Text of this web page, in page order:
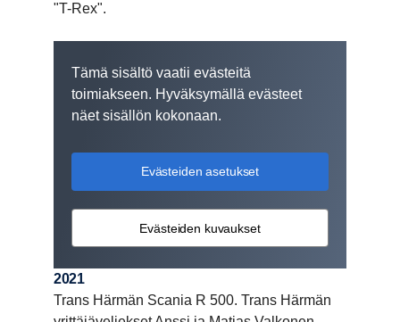
"T-Rex".
Tämä sisältö vaatii evästeitä
toimiakseen. Hyväksymällä evästeet
näet sisällön kokonaan.
Evästeiden asetukset
Evästeiden kuvaukset
2021
Trans Härmän Scania R 500. Trans Härmän